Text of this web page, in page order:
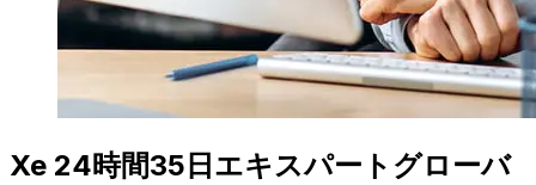
Xe 24時間35日エキスパートグローバ